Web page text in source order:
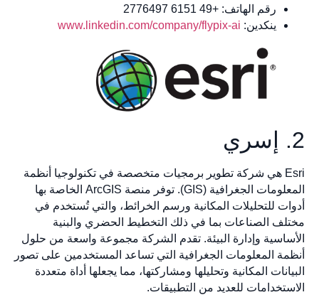
رقم الهاتف: +49 6151 2776497
ينكدين: www.linkedin.com/company/flypix-ai
2. إسري
Esri هي شركة تطوير برمجيات متخصصة في تكنولوجيا أنظمة
المعلومات الجغرافية (GIS). توفر منصة ArcGIS الخاصة بها
أدوات للتحليلات المكانية ورسم الخرائط، والتي تُستخدم في
مختلف الصناعات بما في ذلك التخطيط الحضري والبنية
الأساسية وإدارة البيئة. تقدم الشركة مجموعة واسعة من حلول
أنظمة المعلومات الجغرافية التي تساعد المستخدمين على تصور
البيانات المكانية وتحليلها ومشاركتها، مما يجعلها أداة متعددة
الاستخدامات للعديد من التطبيقات.